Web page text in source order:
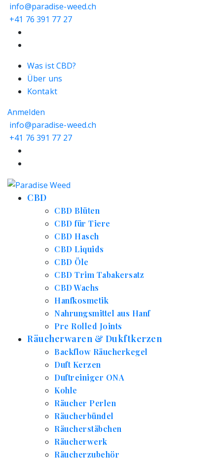
info@paradise-weed.ch
+41 76 391 77 27
Was ist CBD?
Über uns
Kontakt
Anmelden
info@paradise-weed.ch
+41 76 391 77 27
CBD
CBD Blüten
CBD für Tiere
CBD Hasch
CBD Liquids
CBD Öle
CBD Trim Tabakersatz
CBD Wachs
Hanfkosmetik
Nahrungsmittel aus Hanf
Pre Rolled Joints
Räucherwaren & Dukftkerzen
Backflow Räucherkegel
Duft Kerzen
Duftreiniger ONA
Kohle
Räucher Perlen
Räucherbündel
Räucherstäbchen
Räucherwerk
Räucherzubehör